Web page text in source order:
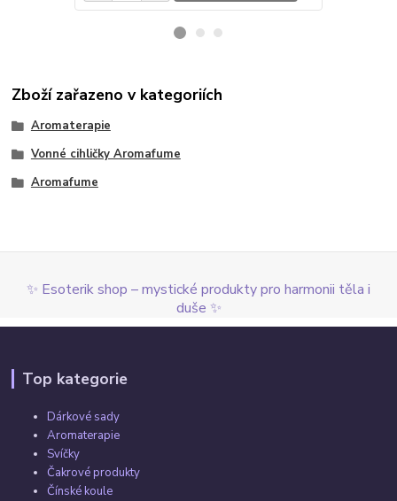
Zboží zařazeno v kategoriích
Aromaterapie
Vonné cihličky Aromafume
Aromafume
✨ Esoterik shop – mystické produkty pro harmonii těla i
duše ✨
Top kategorie
Dárkové sady
Aromaterapie
Svíčky
Čakrové produkty
Čínské koule